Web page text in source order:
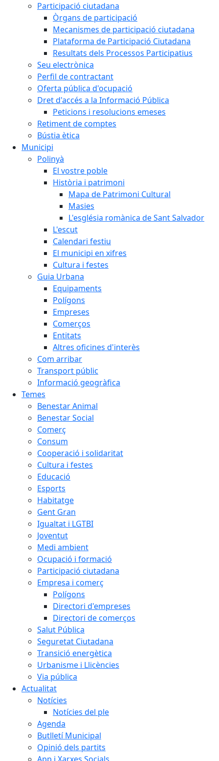
Participació ciutadana
Òrgans de participació
Mecanismes de participació ciutadana
Plataforma de Participació Ciutadana
Resultats dels Processos Participatius
Seu electrònica
Perfil de contractant
Oferta pública d'ocupació
Dret d'accés a la Informació Pública
Peticions i resolucions emeses
Retiment de comptes
Bústia ètica
Municipi
Polinyà
El vostre poble
Història i patrimoni
Mapa de Patrimoni Cultural
Masies
L'església romànica de Sant Salvador
L'escut
Calendari festiu
El municipi en xifres
Cultura i festes
Guia Urbana
Equipaments
Polígons
Empreses
Comerços
Entitats
Altres oficines d'interès
Com arribar
Transport públic
Informació geogràfica
Temes
Benestar Animal
Benestar Social
Comerç
Consum
Cooperació i solidaritat
Cultura i festes
Educació
Esports
Habitatge
Gent Gran
Igualtat i LGTBI
Joventut
Medi ambient
Ocupació i formació
Participació ciutadana
Empresa i comerç
Polígons
Directori d'empreses
Directori de comerços
Salut Pública
Seguretat Ciutadana
Transició energètica
Urbanisme i Llicències
Via pública
Actualitat
Notícies
Notícies del ple
Agenda
Butlletí Municipal
Opinió dels partits